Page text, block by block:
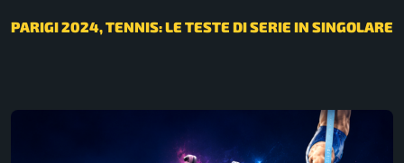
PARIGI 2024, TENNIS: LE TESTE DI SERIE IN SINGOLARE